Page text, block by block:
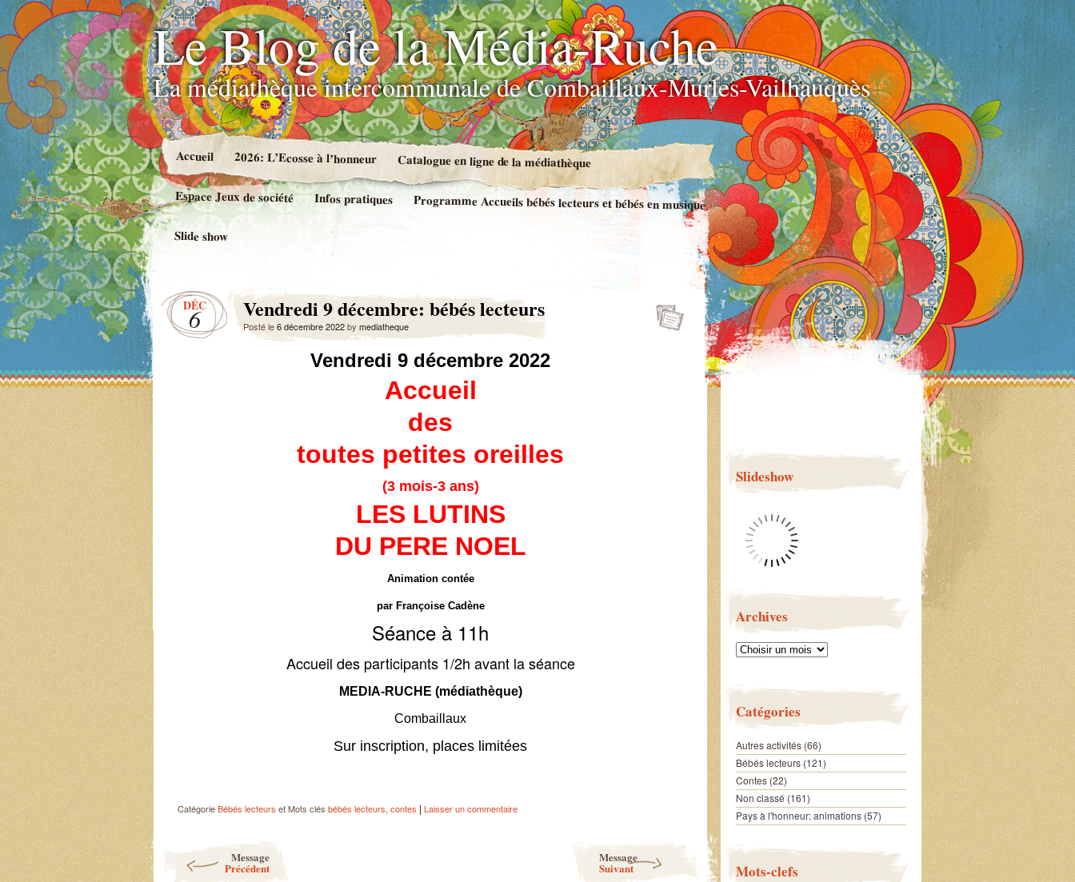
Le Blog de la Média-Ruche
La médiathèque intercommunale de Combaillaux-Murles-Vailhauquès
Accueil 2026: L’Ecosse à l’honneur Catalogue en ligne de la médiathèque
Espace Jeux de société Infos pratiques Programme Accueils bébés lecteurs et bébés en musique
Slide show
DÉC
6 Vendredi 9 décembre: bébés lecteurs
Posté le6 décembre 2022by mediatheque
Vendredi 9 décembre 2022
Accueil
des
toutes petites oreilles
(3 mois-3 ans)
LES LUTINS
DU PERE NOEL
Animation contée
par Françoise Cadène
Séance à 11h
Accueil des participants 1/2h avant la séance
MEDIA-RUCHE (médiathèque)
Combaillaux
Sur inscription, places limitées
CatégorieBébés lecteurs et Mots clés bébés lecteurs, contes | Laisser un commentaire
Message
Précédent
Message
Suivant
Slideshow
Archives
Catégories
Autres activités(66)
Bébés lecteurs(121)
Contes(22)
Non classé (161)
Pays à l'honneur: animations(57)
Mots-clefs